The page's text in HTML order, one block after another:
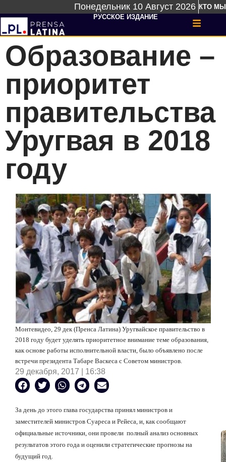
Понедельник 10 Август 2026 КТО МЫ
РУССКОЕ ИЗДАНИЕ
Образование –
приоритет
правительства
Уругвая в 2018
году
Монтевидео, 29 дек (Пренса Латина) Уругвайское правительство в
2018 году будет уделять приоритетное внимание теме образования,
как основе работы исполнительной власти, было объявлено после
встречи президента Табаре Васкеса с Советом министров.
29 декабря, 2017 | 16:38
За день до этого глава государства принял министров и
заместителей министров Суареса и Рейеса, и, как сообщают
официальные источники, они провели полный анализ основных
результатов этого года и оценили стратегические прогнозы на
будущий год.